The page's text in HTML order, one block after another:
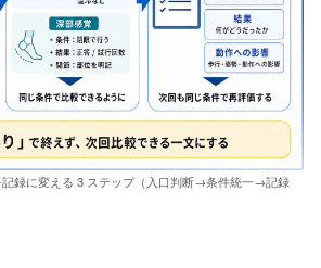
記録に変える 3 ステップ（入口判断→条件統一→記録